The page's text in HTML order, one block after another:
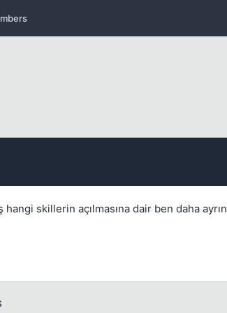
skillerin açılmasına dair ben daha